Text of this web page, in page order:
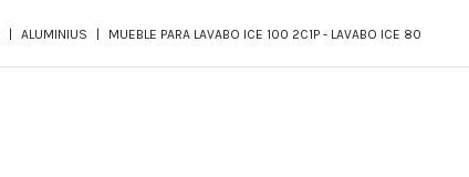
ALUMINIUS MUEBLE PARA LAVABO ICE 100 2C1P - LAVABO ICE 80